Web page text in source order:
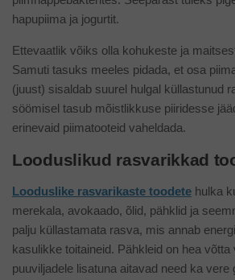
hapupiima ja jogurtit.
Ettevaatlik võiks olla kohukeste ja
Samuti tasuks meeles pidada, et osa
(juust) sisaldab suurel hulgal küllastunud
söömisel tasub mõistlikkuse piiridesse
erinevaid piimatooteid vaheldada.
Looduslikud rasvarikkad
Looduslike rasvarikaste toodete hulka
merekala, avokaado, õlid, pähklid ja
palju küllastamata rasva, mis annab
kasulikke toitaineid. Pähkleid on hea võtta
puuviljadele lisatuna aitavad need ka vere